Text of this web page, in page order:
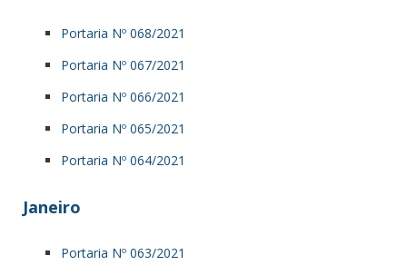
Portaria Nº 068/2021
Portaria Nº 067/2021
Portaria Nº 066/2021
Portaria Nº 065/2021
Portaria Nº 064/2021
Janeiro
Portaria Nº 063/2021